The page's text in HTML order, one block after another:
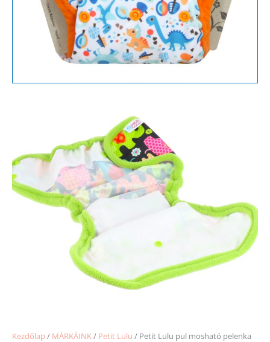
Kezdőlap / MÁRKÁINK/ Petit Lulu / Petit Lulu pul mosható pelenka